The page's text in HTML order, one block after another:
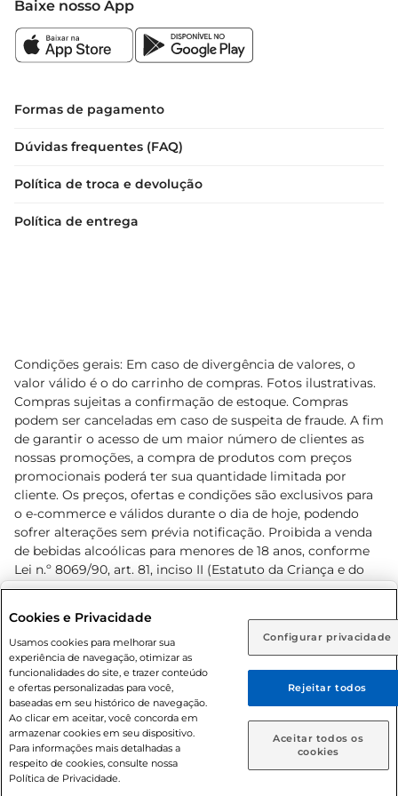
Rio de Janeiro (RJ) Goiás (GO)
Ou
Caso queira comprar online, informe como deseja receber
suas compras:
Entrega em casa Retire em Loja
Baixe nosso App
Formas de pagamento
Dúvidas frequentes (FAQ)
Política de troca e devolução
Política de entrega
Condições gerais: Em caso de divergência de valores, o
valor válido é o do carrinho de compras. Fotos ilustrativas.
Compras sujeitas a confirmação de estoque. Compras
podem ser canceladas em caso de suspeita de fraude. A fim
de garantir o acesso de um maior número de clientes as
nossas promoções, a compra de produtos com preços
promocionais poderá ter sua quantidade limitada por
cliente. Os preços, ofertas e condições são exclusivos para
o e-commerce e válidos durante o dia de hoje, podendo
sofrer alterações sem prévia notificação. Proibida a venda
de bebidas alcoólicas para menores de 18 anos, conforme
Lei n.º 8069/90, art. 81, inciso II (Estatuto da Criança e do
Adolescente). Preços e condições exclusivos para o
prévio. O valor mínimo para as compras on-line é de R$
80,00.
© 2026 Copyright. Todos os direitos
reservados Prezunic.
Cookies e Privacidade
Usamos cookies para melhorar sua
experiência de navegação, otimizar as
funcionalidades do site, e trazer conteúdo
e ofertas personalizadas para você,
baseadas em seu histórico de navegação.
Ao clicar em aceitar, você concorda em
armazenar cookies em seu dispositivo.
Para informações mais detalhadas a
respeito de cookies, consulte nossa
Política de Privacidade.
Configurar privacidade
Rejeitar todos
Aceitar todos os
cookies